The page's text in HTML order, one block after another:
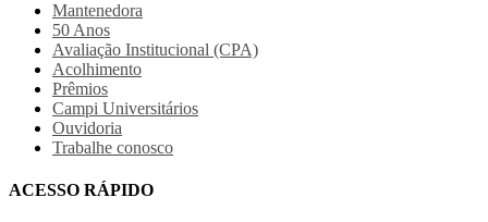
Mantenedora
50 Anos
Avaliação Institucional (CPA)
Acolhimento
Prêmios
Campi Universitários
Ouvidoria
Trabalhe conosco
ACESSO RÁPIDO